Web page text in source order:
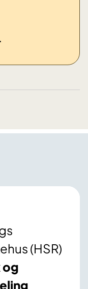
(HSR)
og